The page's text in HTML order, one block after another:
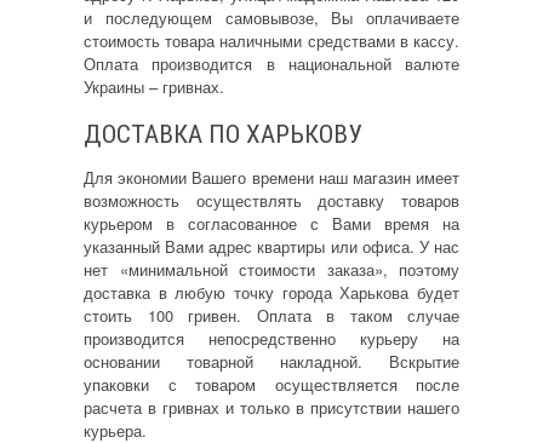
и последующем самовывозе, Вы оплачиваете
стоимость товара наличными средствами в кассу.
Оплата производится в национальной валюте
Украины – гривнах.
ДОСТАВКА ПО ХАРЬКОВУ
Для экономии Вашего времени наш магазин имеет
возможность осуществлять доставку товаров
курьером в согласованное с Вами время на
указанный Вами адрес квартиры или офиса. У нас
нет «минимальной стоимости заказа», поэтому
доставка в любую точку города Харькова будет
стоить 100 гривен. Оплата в таком случае
производится непосредственно курьеру на
основании товарной накладной. Вскрытие
упаковки с товаром осуществляется после
расчета в гривнах и только в присутствии нашего
курьера.